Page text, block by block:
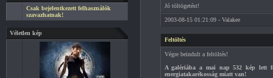
Csak bejelentkezett felhasználók
szavazhatnak!
Véletlen kép
Jó töltögetést!
2003-08-15 01:21:09 - Valakee
Feltöltés
Végre beindult a feltöltés!
A galériába a mai nap 532 kép lett
energiatakarékosság miatt van!